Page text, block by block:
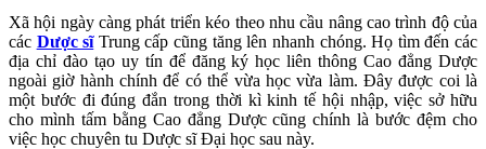
Xã hội ngày càng phát triển kéo theo nhu cầu nâng cao trình độ của
các Dược sĩTrung cấp cũng tăng lên nhanh chóng. Họ tìm đến các
địa chỉ đào tạo uy tín để đăng ký học liên thông Cao đẳng Dược
ngoài giờ hành chính để có thể vừa học vừa làm. Đây được coi là
một bước đi đúng đắn trong thời kì kinh tế hội nhập, việc sở hữu
cho mình tấm bằng Cao đẳng Dược cũng chính là bước đệm cho
việc học chuyên tu Dược sĩ Đại học sau này.